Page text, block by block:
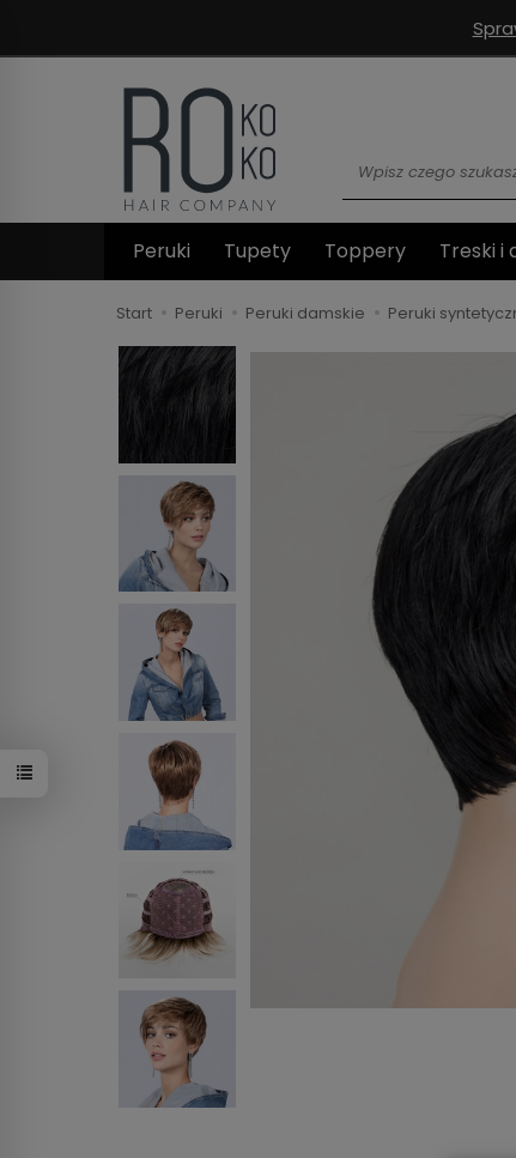
Peruki Tupety Toppery Treski i
Start Peruki Peruki damskie Peruki